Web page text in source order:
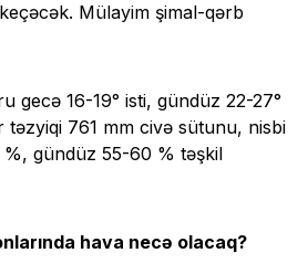
Mülayim şimal-qərb
gecə 16-19° isti, gündüz 22-27°
təzyiqi 761 mm civə sütunu, nisbi
gündüz 55-60 % təşkil
hava necə olacaq?